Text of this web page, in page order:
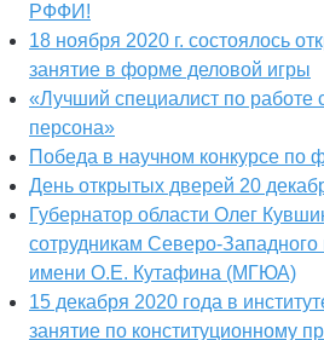
РФФИ!
18 ноября 2020 г. состоялось
занятие в форме деловой игры
«Лучший специалист по
персона»
Победа в научном конкурсе по
День открытых дверей 20
Губернатор области Олег
сотрудникам Северо-Западного
имени О.Е. Кутафина (МГЮА)
15 декабря 2020 года в
занятие по конституционному